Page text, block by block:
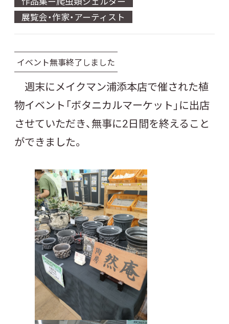
展覧会・作家・アーティスト
イベント無事終了しました
週末にメイクマン浦添本店で催された植
物イベント「ボタニカルマーケット」に出店
させていただき、無事に2日間を終えること
ができました。